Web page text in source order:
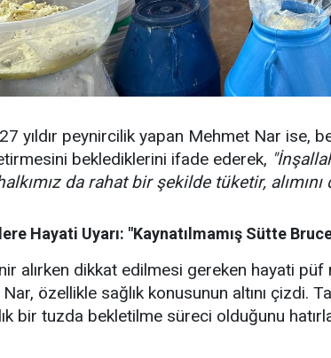
yıldır peynircilik yapan Mehmet Nar ise,
beklediklerini ifade ederek,
da rahat bir şekilde tüketir, alımını
Hayati Uyarı: "Kaynatılmamış Sütte
alırken dikkat edilmesi gereken hayati
özellikle sağlık konusunun altını çizdi.
bir tuzda bekletilme süreci olduğunu